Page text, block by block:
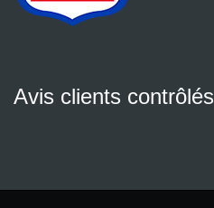
Avis clients contrôlés